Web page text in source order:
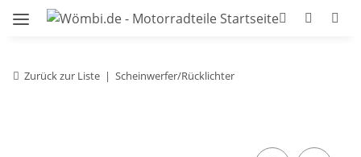
Zurück zur Liste Scheinwerfer/Rücklichter